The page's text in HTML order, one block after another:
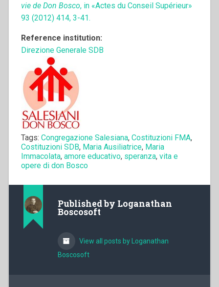
vie de Don Bosco, in «Actes du Conseil Supérieur»
93 (2012) 414, 3-41.
Reference institution:
Direzione Generale SDB
Tags: Congregazione Salesiana, Costituzioni FMA,
Costituzioni SDB, Maria Ausiliatrice, Maria
Immacolata, amore educativo, speranza, vita e
opere di don Bosco
Published by Loganathan
Boscosoft
View all posts by Loganathan
Boscosoft